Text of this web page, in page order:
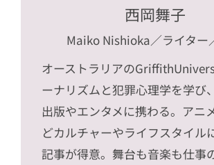
西岡舞子
Maiko Nishioka／ライター
オーストラリアの
ーナリズムと犯罪心理学を学び
出版やエンタメに携わる。アニ
どカルチャーやライフスタイル
記事が得意。舞台も音楽も仕事